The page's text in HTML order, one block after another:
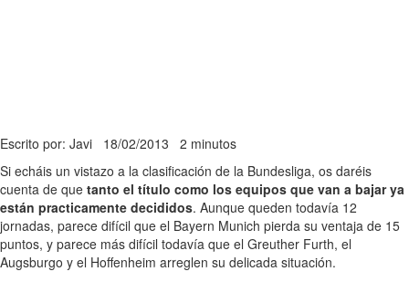
Escrito por: Javi 18/02/2013 2 minutos
Si echáis un vistazo a la clasificación de la Bundesliga, os daréis
cuenta de que tanto el título como los equipos que van a bajar ya
están practicamente decididos. Aunque queden todavía 12
jornadas, parece difícil que el Bayern Munich pierda su ventaja de 15
puntos, y parece más difícil todavía que el Greuther Furth, el
Augsburgo y el Hoffenheim arreglen su delicada situación.